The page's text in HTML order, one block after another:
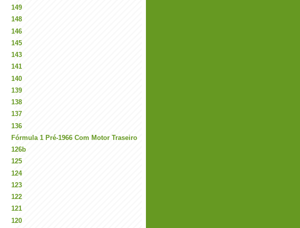
149
148
146
145
143
141
140
139
138
137
136
Fórmula 1 Pré-1966 Com Motor Traseiro
126b
125
124
123
122
121
120